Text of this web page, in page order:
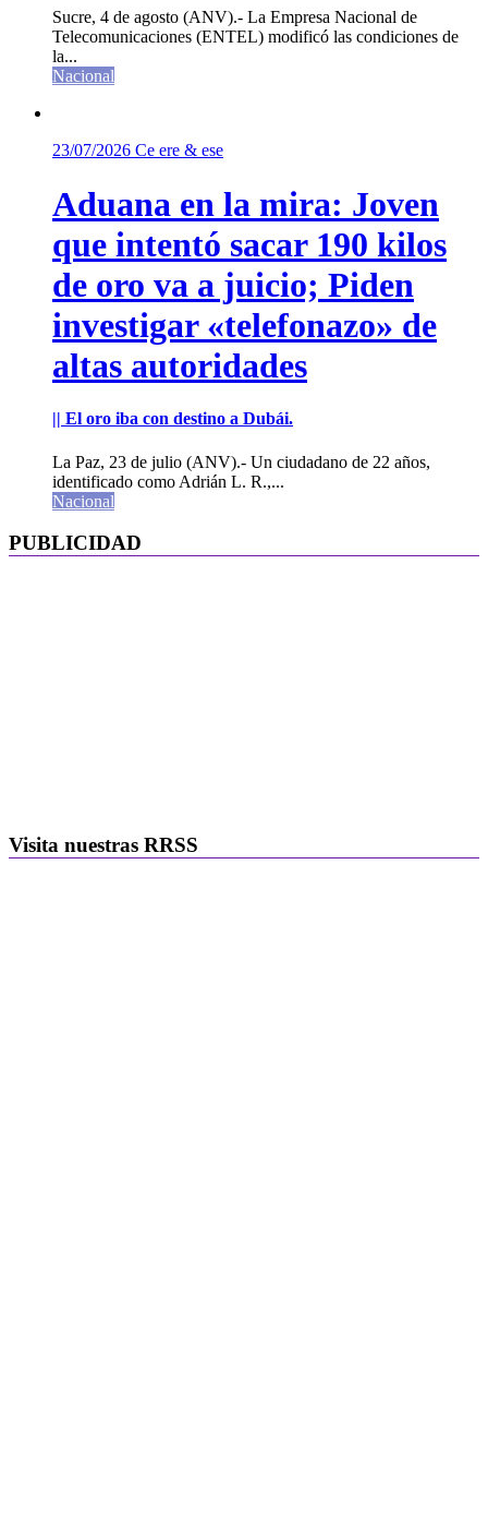
Sucre, 4 de agosto (ANV).- La Empresa Nacional de
Telecomunicaciones (ENTEL) modificó las condiciones de
la...
Nacional
23/07/2026 Ce ere & ese
Aduana en la mira: Joven
que intentó sacar 190 kilos
de oro va a juicio; Piden
investigar «telefonazo» de
altas autoridades
|| El oro iba con destino a Dubái.
La Paz, 23 de julio (ANV).- Un ciudadano de 22 años,
identificado como Adrián L. R.,...
Nacional
PUBLICIDAD
Visita nuestras RRSS